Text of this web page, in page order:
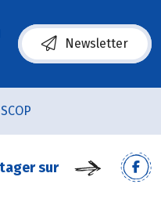
Newsletter
SCOP
sur